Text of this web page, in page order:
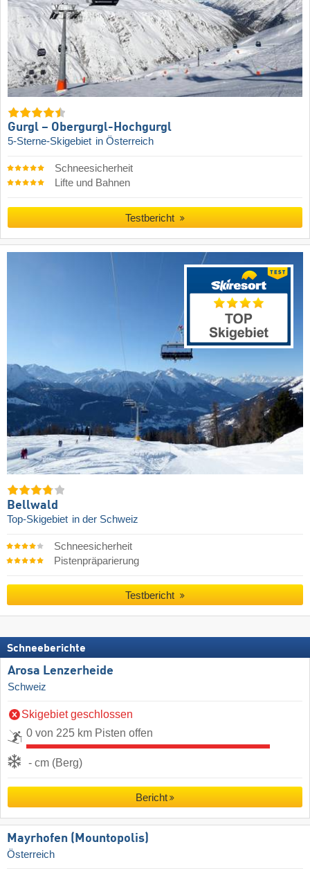
Gurgl – Obergurgl-Hochgurgl
5-Sterne-Skigebiet in Österreich
Schneesicherheit
Lifte und Bahnen
Testbericht
Bellwald
Top-Skigebiet in der Schweiz
Schneesicherheit
Pistenpräparierung
Testbericht
Schneeberichte
Arosa Lenzerheide
Schweiz
Skigebiet geschlossen
0 von 225 km Pisten offen
- cm (Berg)
Bericht
Mayrhofen (Mountopolis)
Österreich